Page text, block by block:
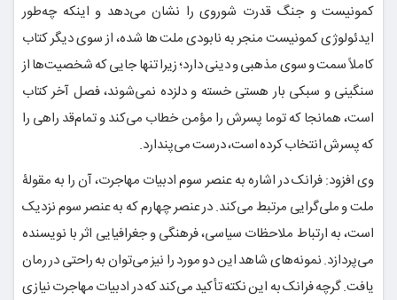
کمونیست و جنگ قدرت شوروی را نشان می‌دهد و اینکه چه‌طور
ایدئولوژی کمونیست منجر به نابودی ملت ها شده، از سوی دیگر کتاب
کاملاً سمت و سوی مذهبی و دینی دارد؛ زیرا تنها جایی که شخصیت‌ها از
سنگینی و سبکی بار هستی خسته و دلزده نمی‌شوند، فصل آخر کتاب
است، همانجا که توما پسرش را مؤمن خطاب می‌کند و تمام‌قد راهی را
که پسرش انتخاب کرده است، درست می‌پندارد.
وی افزود: فرانک در اشاره به عنصر سوم ادبیات مهاجرت، آن را به مقولۀ
ملت و ملی‌گرایی مرتبط می‌کند. در عنصر چهارم که به عنصر سوم نزدیک
است، به ارتباط ملاحظات سیاسی، فرهنگی و جغرافیایی اثر با نویسنده
می‌پردازد. نمونه‌های شاهد این دو مورد را نیز می‌توان به راحتی در رمان
یافت. گرچه فرانک به این نکته تأکید می‌کند که در ادبیات مهاجرت نیازی